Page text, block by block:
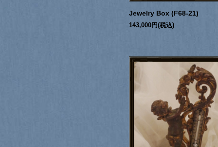
Jewelry Box (F68-21)
143,000円(税込)